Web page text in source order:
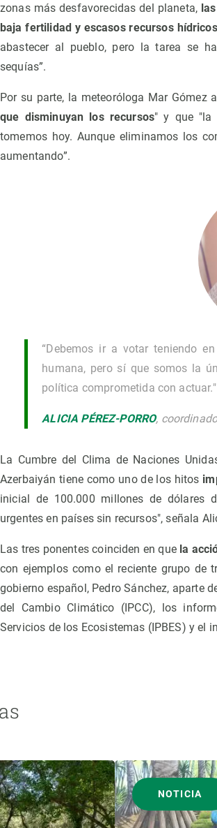
zonas más desfavorecidas del planeta,
baja fertilidad y escasos recursos hídricos
abastecer al pueblo, pero la tarea se
sequías”.
Por su parte, la meteoróloga Mar Gómez
que disminuyan los recursos" y que "la
tomemos hoy. Aunque eliminamos los
aumentando”.
“Debemos ir a votar teniendo
humana, pero sí que somos la
política comprometida con actuar."
ALICIA PÉREZ-PORRO,
La Cumbre del Clima de Naciones
Azerbaiyán tiene como uno de los hitos
inicial de 100.000 millones de dólares
urgentes en países sin recursos", señala
Las tres ponentes coinciden en que la
con ejemplos como el reciente grupo de
gobierno español, Pedro Sánchez, aparte
del Cambio Climático (IPCC), los
Servicios de los Ecosistemas (IPBES) y el
NOTICIA